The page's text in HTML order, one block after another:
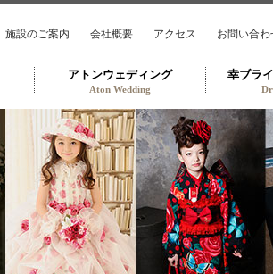
施設のご案内 会社概要 アクセス お問い合わ
アトンウェディング
Aton Wedding
幸ブラ